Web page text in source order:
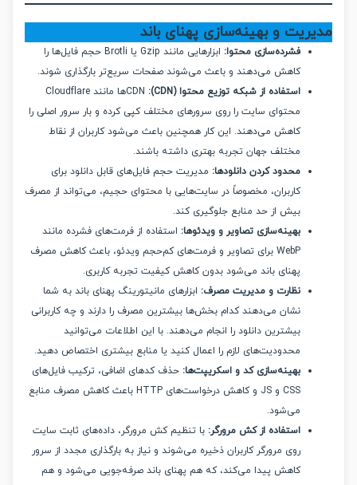
و بهینه‌سازی پهنای باند
فشرده‌سازی محتوا:
ابزارهایی مانند Gzip یا Brotli حجم فایل‌ها را
کاهش می‌دهند و باعث می‌شوند صفحات سریع‌تر بارگذاری شوند.
استفاده از شبکه توزیع محتوا (CDN):
CDN‌ها مانند Cloudflare
محتوای سایت را روی سرورهای مختلف کپی کرده و بار سرور اصلی را
کاهش می‌دهند. این کار همچنین باعث می‌شود کاربران از نقاط
مختلف جهان تجربه بهتری داشته باشند.
محدود کردن دانلودها:مدیریت حجم فایل‌های قابل دانلود برای
کاربران، مخصوصاً در سایت‌هایی با محتوای حجیم، می‌تواند از مصرف
بیش از حد منابع جلوگیری کند.
بهینه‌سازی تصاویر و ویدئوها: استفاده از فرمت‌های فشرده مانند
WebP برای تصاویر و فرمت‌های کم‌حجم ویدئو، باعث کاهش مصرف
پهنای باند می‌شود بدون کاهش کیفیت تجربه کاربری.
نظارت و مدیریت مصرف:ابزارهای مانیتورینگ پهنای باند به شما
نشان می‌دهند کدام بخش‌ها بیشترین مصرف را دارند و چه کاربرانی
بیشترین دانلود را انجام می‌دهند. با این اطلاعات می‌توانید
محدودیت‌های لازم را اعمال کنید یا منابع بیشتری اختصاص دهید.
بهینه‌سازی کد و اسکریپت‌ها:حذف کدهای اضافی، ترکیب فایل‌های
CSS و JS و کاهش درخواست‌های HTTP باعث کاهش مصرف منابع
استفاده از کش مرورگر:با تنظیم کش مرورگر، داده‌های ثابت سایت
روی مرورگر کاربران ذخیره می‌شوند و نیاز به بارگذاری مجدد از سرور
کاهش پیدا می‌کند، که هم پهنای باند صرفه‌جویی می‌شود و هم